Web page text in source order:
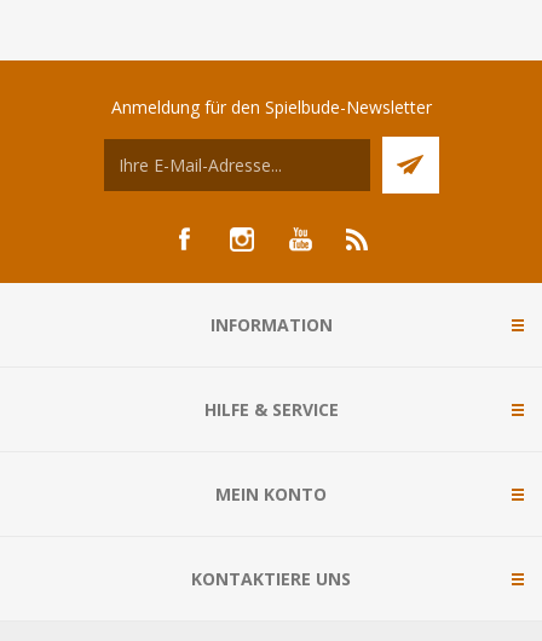
Anmeldung für den Spielbude-Newsletter
INFORMATION
HILFE & SERVICE
MEIN KONTO
KONTAKTIERE UNS